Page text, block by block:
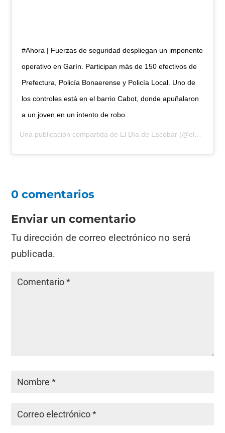
#Ahora | Fuerzas de seguridad despliegan un imponente
operativo en Garín. Participan más de 150 efectivos de
Prefectura, Policía Bonaerense y Policía Local. Uno de
los controles está en el barrio Cabot, donde apuñalaron
a un joven en un intento de robo.
Una publicación compartida de El Día de Escobar (@eldiadeescobar) el
0 comentarios
Enviar un comentario
Tu dirección de correo electrónico no será
publicada.